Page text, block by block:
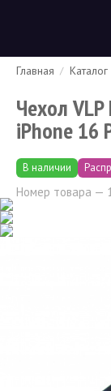
Гарантия
Главная Каталог
Чехол
iPhone 16
В наличии
Номер товара —